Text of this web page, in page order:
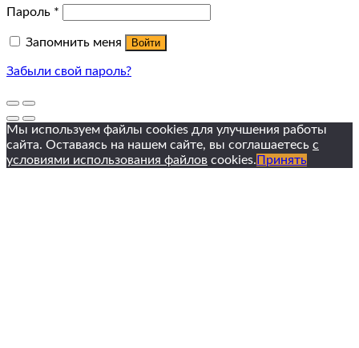
Пароль *
Запомнить меня Войти
Забыли свой пароль?
Мы используем файлы cookies для улучшения работы
сайта. Оставаясь на нашем сайте, вы соглашаетесь с
условиями использования файлов cookies. Принять